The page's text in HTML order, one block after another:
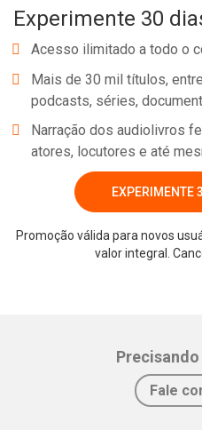
Experimente 30
Acesso ilimitado a todo o
Mais de 30 mil títulos,
podcasts, séries,
Narração dos audiolivros
atores, locutores e até
EXPERIMENTE
Promoção válida para novos
valor integral.
Fale
Whatsapp Facebook